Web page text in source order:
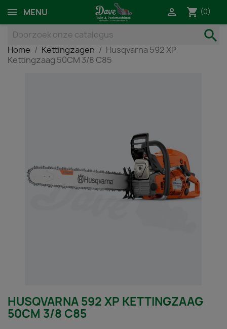
MENU  shopping_cart (0)
search
Home Kettingzagen
Husqvarna 592 XP
Kettingzaag 50CM 3/8 C85
HUSQVARNA 592 XP KETTINGZAAG
50CM 3/8 C85